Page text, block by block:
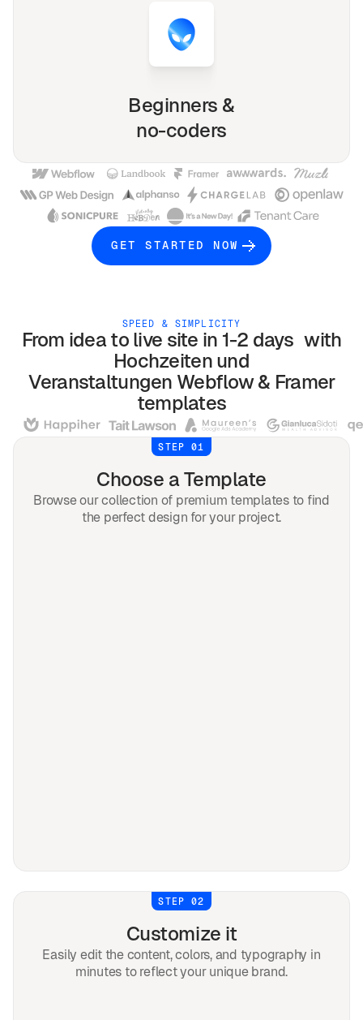
Beginners &
no-coders
GET STARTED NOW
SPEED & SIMPLICITY
From idea to live site in 1-2 days with
Hochzeiten und
Veranstaltungen Webflow & Framer
templates
STEP 01
Choose a Template
Browse our collection of premium templates to find
the perfect design for your project.
STEP 02
Customize it
Easily edit the content, colors, and typography in
minutes to reflect your unique brand.